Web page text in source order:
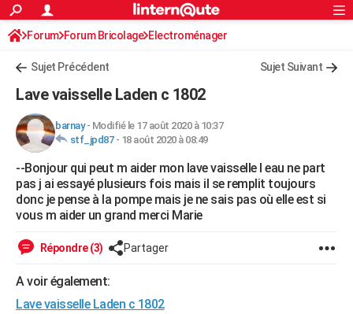
ACTUALITÉS
Politique
Société
Faits Divers
Education
Monde
Villes
+
FINANCE
Retraite
Impôts
Epargne
Immobilier
Risques naturels par ville
Banque
Assurance
Crédit
AUTO
Essais
Réserver un essai
Citadines
Berlines
SUV
Forum auto
HIGH-TECH
Mobiles
Meilleur smartphone
Internet
Ordinateurs
Jeux vidéo
Guide high-tech
+BRICOLAGE
Forum
Aménagement intérieur
Extérieur
Cuisine
Salle de bains
Jardinage
Rangement
WEEK-END
LIFESTYLE
Art de vivre
Bien-être
Loisirs
Mode
Modes de vie
SANTE
S'inscrire
Connexion
Forum Forum Bricolage Electroménager
Sujet Précédent Sujet Suivant
Lave vaisselle Laden c 1802
barnay- Modifié le 17 août 2020 à 10:37
stf_jpd87- 18 août 2020 à 08:49
--Bonjour qui peut m aider mon lave vaisselle l eau ne part
pas j ai essayé plusieurs fois mais il se remplit toujours
donc je pense à la pompe mais je ne sais pas où elle est si
vous m aider un grand merci Marie
Répondre (3) Partager
A voir également:
Lave vaisselle Laden c 1802